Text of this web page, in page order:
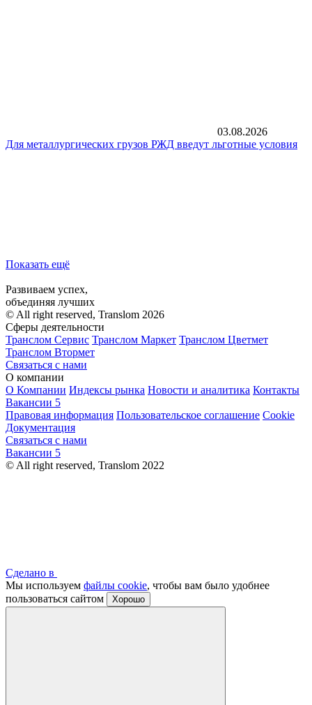
03.08.2026
Для металлургических грузов РЖД введут льготные условия
Показать ещё
Развиваем успех,
объединяя лучших
© All right reserved, Translom 2026
Сферы деятельности
Транслом Сервис Транслом Маркет Транслом Цветмет
Транслом Втормет
Связаться с нами
О компании
О Компании Индексы рынка Новости и аналитика Контакты
Вакансии 5
Правовая информация Пользовательское соглашение Cookie
Документация
Связаться с нами
Вакансии 5
© All right reserved, Translom 2022
Сделано в
Мы используем файлы cookie, чтобы вам было удобнее
пользоваться сайтом
Хорошо